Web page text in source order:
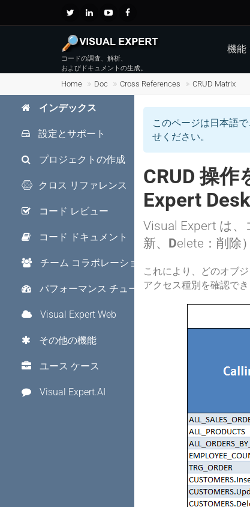
コードの調査、解析、
およびドキュメントの生成。
機能
Home Doc Cross References CRUD Matrix
このページは日本語
せください。
CRUD 操
Expert
Visual Expert は、
新、 Delete：削除
これにより、どのオブ
アクセス種別を確認でき
インデックス
設定とサポート
プロジェクトの作成
クロス リファレンス
コード レビュー
コード ドキュメント
チーム コラボレーション
パフォーマンス チューニング
Visual Expert Web
その他の機能
ユース ケース
Visual Expert.AI